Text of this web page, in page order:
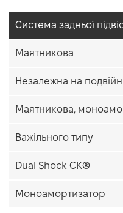
Система задньої
Маятникова
Незалежна на
Маятникова,
Важільного типу
Dual Shock CK®
Моноамортизатор